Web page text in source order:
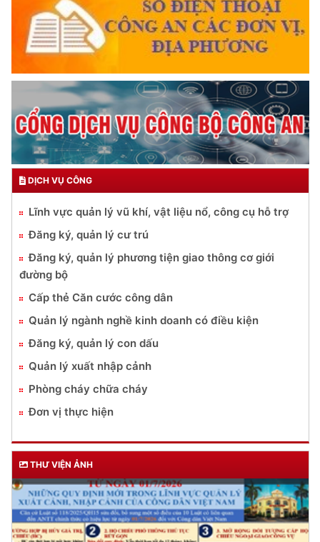
DỊCH VỤ CÔNG
Lĩnh vực quản lý vũ khí, vật liệu nổ, công cụ hỗ trợ
Đăng ký, quản lý cư trú
Đăng ký, quản lý phương tiện giao thông cơ giới
đường bộ
Cấp thẻ Căn cước công dân
Quản lý ngành nghề kinh doanh có điều kiện
Đăng ký, quản lý con dấu
Quản lý xuất nhập cảnh
Phòng cháy chữa cháy
Đơn vị thực hiện
THƯ VIỆN ẢNH